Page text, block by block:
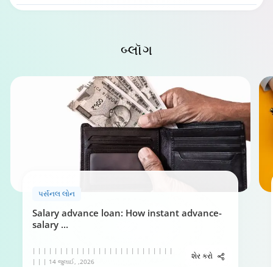
પર્સનલ લોન પાત્રતા કેલ્ક્યુલેટર
બ્લૉગ
પર્સનલ લોન
Salary advance loan: How instant advance-
salary ...
| | | | | | | | | | | | | | | | | | | | | | | | | |
| | | 14 જુલાઈ, ,2026
શેર કરો